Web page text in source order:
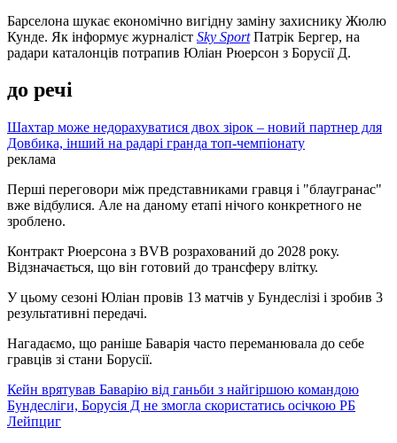
Барселона шукає економічно вигідну заміну захиснику Жюлю
Кунде. Як інформує журналіст Sky SportПатрік Бергер, на
радари каталонців потрапив Юліан Рюерсон з Борусії Д.
до речі
Шахтар може недорахуватися двох зірок – новий партнер для
Довбика, інший на радарі гранда топ-чемпіонату
реклама
Перші переговори між представниками гравця і "блаугранас"
вже відбулися. Але на даному етапі нічого конкретного не
зроблено.
Контракт Рюерсона з BVB розрахований до 2028 року.
Відзначається, що він готовий до трансферу влітку.
У цьому сезоні Юліан провів 13 матчів у Бундеслізі і зробив 3
результативні передачі.
Нагадаємо, що раніше Баварія часто переманювала до себе
гравців зі стани Борусії.
Кейн врятував Баварію від ганьби з найгіршою командою
Бундесліги, Борусія Д не змогла скористатись осічкою РБ
Лейпциг